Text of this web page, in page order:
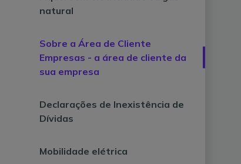
natural
Sobre a Área de Cliente
Empresas - a área de cliente da
sua empresa
Declarações de Inexistência de
Dívidas
Mobilidade elétrica